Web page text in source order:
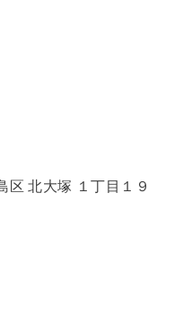
区 北大塚 １丁目１９